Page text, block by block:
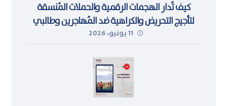
كيف تُدار الهجمات الرقمية والحملات المُنسقة
لتأجيج التحريض والكراهية ضد المُهاجرين وطالبي
اللجوء في ليبيا
11 يونيو، 2026